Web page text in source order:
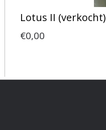
Lotus II (verkocht)
€0,00